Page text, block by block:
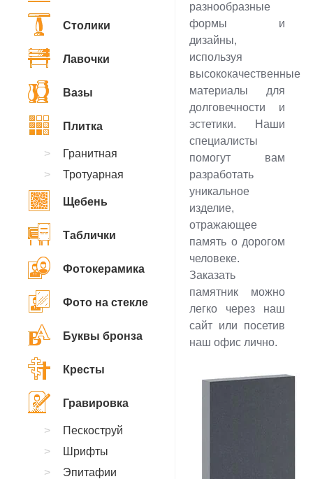
разнообразные
формы и
дизайны,
используя
высококачественные
материалы для
долговечности и
эстетики. Наши
специалисты
помогут вам
разработать
уникальное
изделие,
отражающее
память о дорогом
человеке.
Заказать
памятник можно
легко через наш
сайт или посетив
наш офис лично.
Столики
Лавочки
Вазы
Плитка
Гранитная
Тротуарная
Щебень
Таблички
Фотокерамика
Фото на стекле
Буквы бронза
Кресты
Гравировка
Пескоструй
Шрифты
Эпитафии